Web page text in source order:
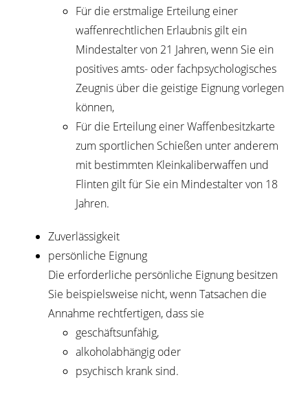
Für die erstmalige Erteilung einer
waffenrechtlichen Erlaubnis gilt ein
Mindestalter von 21 Jahren, wenn Sie ein
positives amts- oder fachpsychologisches
Zeugnis über die geistige Eignung vorlegen
können,
Für die Erteilung einer Waffenbesitzkarte
zum sportlichen Schießen unter anderem
mit bestimmten Kleinkaliberwaffen und
Flinten gilt für Sie ein Mindestalter von 18
Jahren.
Zuverlässigkeit
persönliche Eignung
Die erforderliche persönliche Eignung besitzen
Sie beispielsweise nicht, wenn Tatsachen die
Annahme rechtfertigen, dass sie
geschäftsunfähig,
alkoholabhängig oder
psychisch krank sind.